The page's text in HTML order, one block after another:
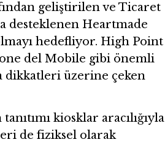
geliştirilen ve Ticaret
desteklenen Heartmade
hedefliyor. High Point
del Mobile gibi önemli
dikkatleri üzerine çeken
kiosklar aracılığıyla
de fiziksel olarak